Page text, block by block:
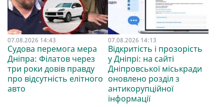
07.08.2026 14:43
Судова перемога мера
Дніпра: Філатов через
три роки довів правду
про відсутність елітного
авто
07.08.2026 14:13
Відкритість і прозорість
у Дніпрі: на сайті
Дніпровської міськради
оновлено розділ з
антикорупційної
інформації